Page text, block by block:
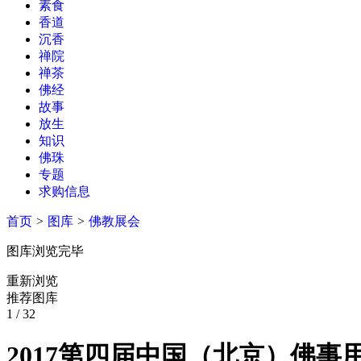
素食
香道
沉香
禅院
禅茶
佛经
故事
放生
知识
佛珠
专题
求购信息
首页 > 图库 > 佛教展会
图库浏览完毕
重新浏览
推荐图库
1 / 32